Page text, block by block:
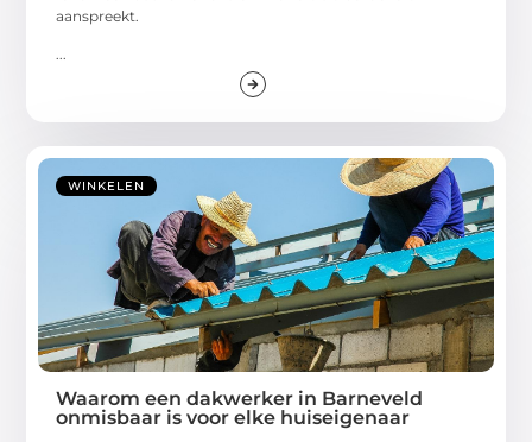
aanspreekt.
...
WINKELEN
Waarom een dakwerker in Barneveld
onmisbaar is voor elke huiseigenaar